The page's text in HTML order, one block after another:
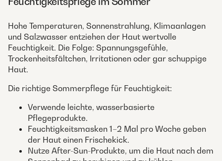
Hohe Temperaturen, Sonnenstrahlung, Klimaanlagen
und Salzwasser entziehen der Haut wertvolle
Feuchtigkeit. Die Folge: Spannungsgefühle,
Trockenheitsfältchen, Irritationen oder gar schuppige
Haut.
Die richtige Sommerpflege für Feuchtigkeit:
Verwende leichte, wasserbasierte
Pflegeprodukte.
Feuchtigkeitsmasken 1–2 Mal pro Woche geben
der Haut einen Frischekick.
Nutze After-Sun-Produkte, um die Haut nach dem